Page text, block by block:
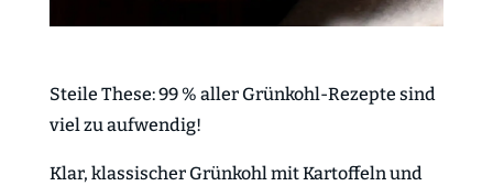
Steile These: 99 % aller Grünkohl-Rezepte sind
viel zu aufwendig!
Klar, klassischer Grünkohl mit Kartoffeln und